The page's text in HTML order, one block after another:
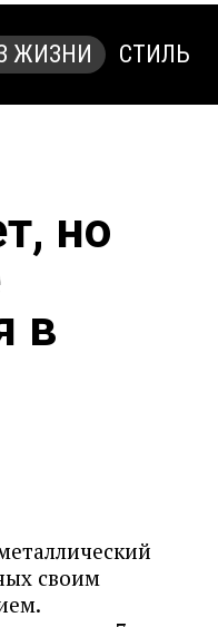
ЖИЗНИ СТИЛЬ
но
в
своим